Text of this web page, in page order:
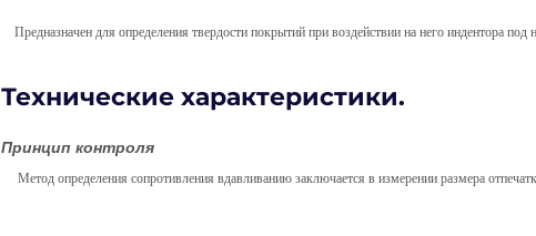
Предназначен для определения твердости покрытий при воздействии на него индентора под
Технические характеристики.
Принцип контроля
Метод определения сопротивления вдавливанию заключается в измерении размера